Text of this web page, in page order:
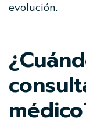
evolución.